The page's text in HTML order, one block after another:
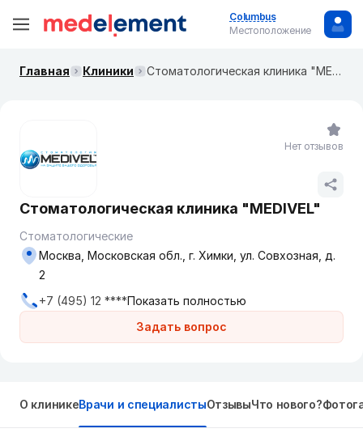
Columbus
Местоположение
Главная Клиники Стоматологическая клиника "MEDIVEL"
Стоматологическая клиника "MEDIVEL"
Стоматологические
Задать вопрос
Москва, Московская обл., г. Химки, ул. Совхозная, д.
2
+7 (495) 12 ****Показать полностью
Нет отзывов
О клиникеВрачи и специалистыОтзывыЧто нового?